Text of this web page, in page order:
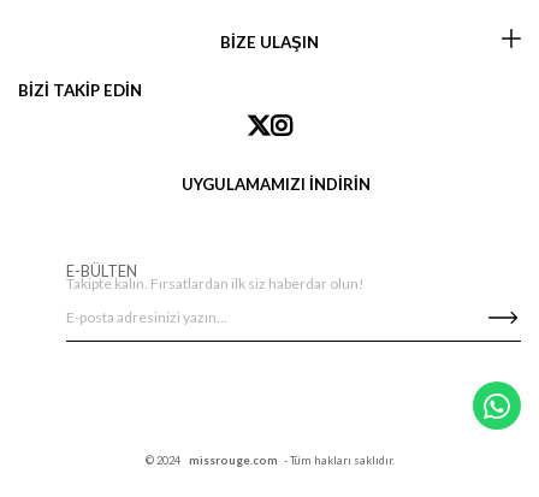
BİZE ULAŞIN
BİZİ TAKİP EDİN
UYGULAMAMIZI İNDİRİN
E-BÜLTEN
Takipte kalın. Fırsatlardan ilk siz haberdar olun!
© 2024 missrouge.com - Tüm hakları saklıdır.